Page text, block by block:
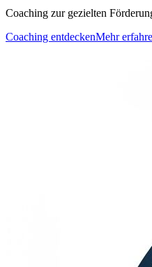
Coaching zur gezielten
Coaching entdeckenMehr